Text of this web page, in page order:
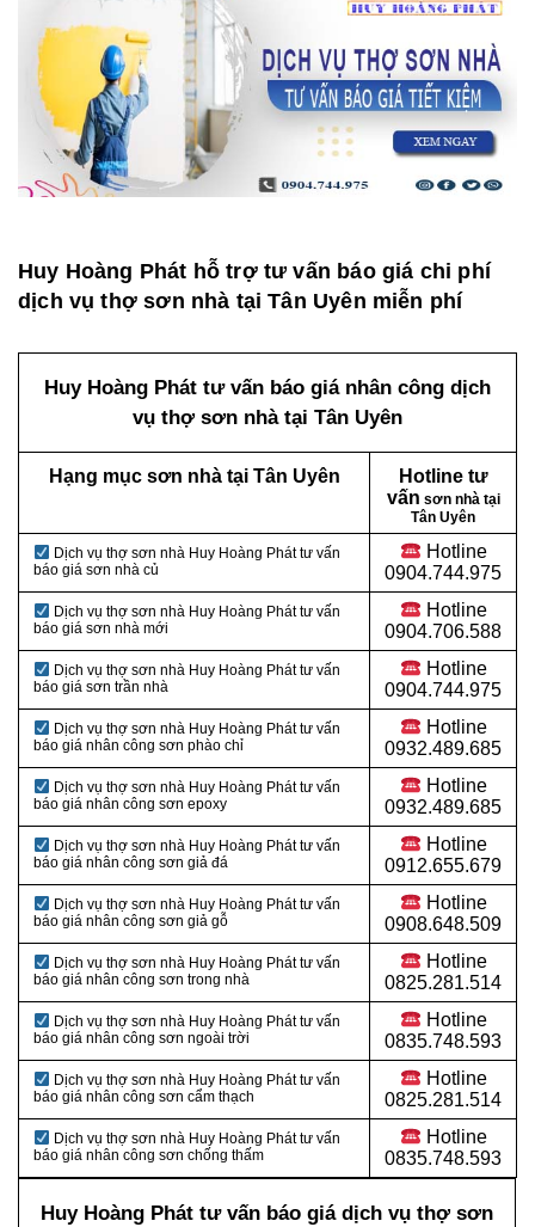
Huy Hoàng Phát hỗ trợ tư vấn báo giá chi phí
dịch vụ thợ sơn nhà tại Tân Uyên miễn phí
Huy Hoàng Phát tư vấn báo giá nhân công dịch
vụ thợ sơn nhà tại Tân Uyên
Hạng mục sơn nhà tại Tân Uyên
Hotline tư
vấn sơn nhà tại
Tân Uyên
Dịch vụ thợ sơn nhà Huy Hoàng Phát tư vấn
báo giá sơn nhà củ
Hotline
0904.744.975
Dịch vụ thợ sơn nhà Huy Hoàng Phát tư vấn
báo giá sơn nhà mới
Hotline
0904.706.588
Dịch vụ thợ sơn nhà Huy Hoàng Phát tư vấn
báo giá sơn trần nhà
Hotline
0904.744.975
Dịch vụ thợ sơn nhà Huy Hoàng Phát tư vấn
báo giá nhân công sơn phào chỉ
Hotline
0932.489.685
Dịch vụ thợ sơn nhà Huy Hoàng Phát tư vấn
báo giá nhân công sơn epoxy
Hotline
0932.489.685
Dịch vụ thợ sơn nhà Huy Hoàng Phát tư vấn
báo giá nhân công sơn giả đá
Hotline
0912.655.679
Dịch vụ thợ sơn nhà Huy Hoàng Phát tư vấn
báo giá nhân công sơn giả gỗ
Hotline
0908.648.509
Dịch vụ thợ sơn nhà Huy Hoàng Phát tư vấn
báo giá nhân công sơn trong nhà
Hotline
0825.281.514
Dịch vụ thợ sơn nhà Huy Hoàng Phát tư vấn
báo giá nhân công sơn ngoài trời
Hotline
0835.748.593
Dịch vụ thợ sơn nhà Huy Hoàng Phát tư vấn
báo giá nhân công sơn cẩm thạch
Hotline
0825.281.514
Dịch vụ thợ sơn nhà Huy Hoàng Phát tư vấn
báo giá nhân công sơn chống thấm
Hotline
0835.748.593
Huy Hoàng Phát tư vấn báo giá dịch vụ thợ sơn